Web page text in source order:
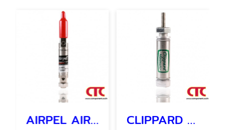
AIRPEL AIR CYLINDER รุ่น AC 2206 - 1 กระบอกลมนิวเมติกส์ CLIPPARD MINIMATIC CYLINDER SSN-08-1/2